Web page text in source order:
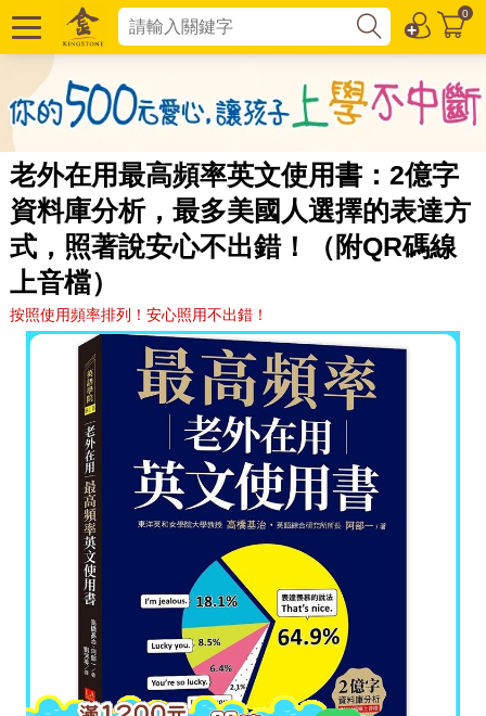
0
老外在用最高頻率英文使用書：2億字
資料庫分析，最多美國人選擇的表達方
式，照著說安心不出錯！（附QR碼線
上音檔）
按照使用頻率排列！安心照用不出錯！